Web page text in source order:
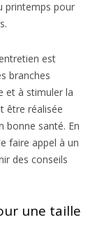
printemps pour
est
branches
et à stimuler la
être réalisée
bonne santé. En
faire appel à un
des conseils
une taille